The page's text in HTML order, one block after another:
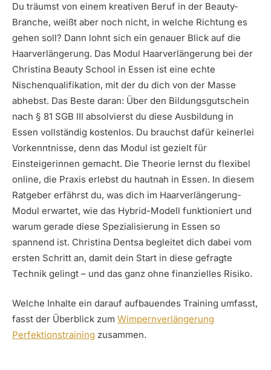
Du träumst von einem kreativen Beruf in der Beauty-
Branche, weißt aber noch nicht, in welche Richtung es
gehen soll? Dann lohnt sich ein genauer Blick auf die
Haarverlängerung. Das Modul Haarverlängerung bei der
Christina Beauty School in Essen ist eine echte
Nischenqualifikation, mit der du dich von der Masse
abhebst. Das Beste daran: Über den Bildungsgutschein
nach § 81 SGB III absolvierst du diese Ausbildung in
Essen vollständig kostenlos. Du brauchst dafür keinerlei
Vorkenntnisse, denn das Modul ist gezielt für
Einsteigerinnen gemacht. Die Theorie lernst du flexibel
online, die Praxis erlebst du hautnah in Essen. In diesem
Ratgeber erfährst du, was dich im Haarverlängerung-
Modul erwartet, wie das Hybrid-Modell funktioniert und
warum gerade diese Spezialisierung in Essen so
spannend ist. Christina Dentsa begleitet dich dabei vom
ersten Schritt an, damit dein Start in diese gefragte
Technik gelingt – und das ganz ohne finanzielles Risiko.
Welche Inhalte ein darauf aufbauendes Training umfasst,
fasst der Überblick zum Wimpernverlängerung
Perfektionstraining zusammen.